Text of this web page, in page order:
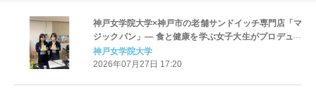
神戸女学院大学×神戸市の老舗サンドイッチ専門店「マ
ジックパン」― 食と健康を学ぶ女子大生がプロデュー
ス、心とカラダが喜ぶ新作サンドイッチ3種を発売
神戸女学院大学
2026年07月27日 17:20